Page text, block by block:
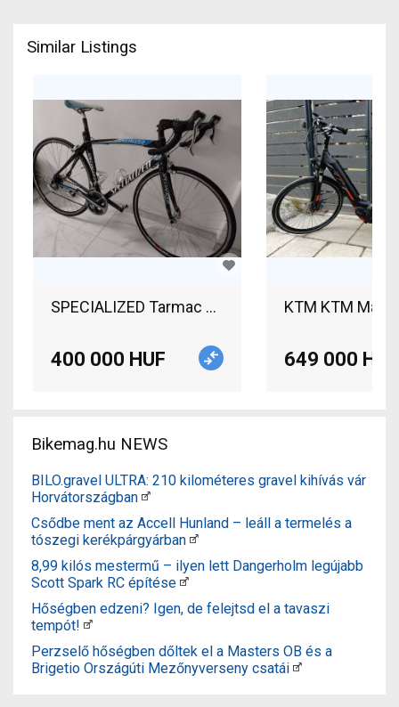
Similar Listings
SPECIALIZED Tarmac S-Works (Gerolsteiner
400 000 HUF
KTM KTM
649 000 HUF
Bikemag.hu NEWS
BILO.gravel ULTRA: 210 kilométeres gravel kihívás vár
Horvátországban
Csődbe ment az Accell Hunland – leáll a termelés a
tószegi kerékpárgyárban
8,99 kilós mestermű – ilyen lett Dangerholm legújabb
Scott Spark RC építése
Hőségben edzeni? Igen, de felejtsd el a tavaszi
tempót!
Perzselő hőségben dőltek el a Masters OB és a
Brigetio Országúti Mezőnyverseny csatái